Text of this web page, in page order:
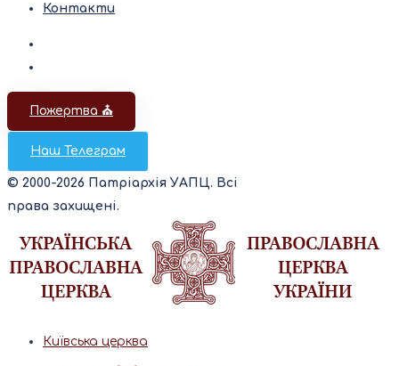
Контакти
Пожертва ⛪️
Наш Телеграм
© 2000-2026 Патріархія УАПЦ. Всі
права захищені.
Київська церква